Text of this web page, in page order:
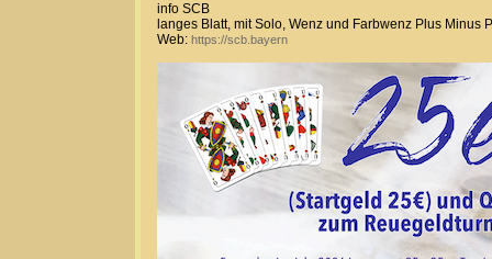
info SCB
langes Blatt, mit Solo, Wenz und Farbwenz Plus Minus
Web: https://scb.bayern